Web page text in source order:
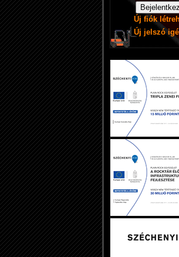
Új fiók
Új jelszó